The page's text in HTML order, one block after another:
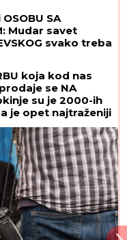
SA
Mudar savet
svako treba
koja kod nas
se NA
su je 2000-ih
je opet najtraženiji